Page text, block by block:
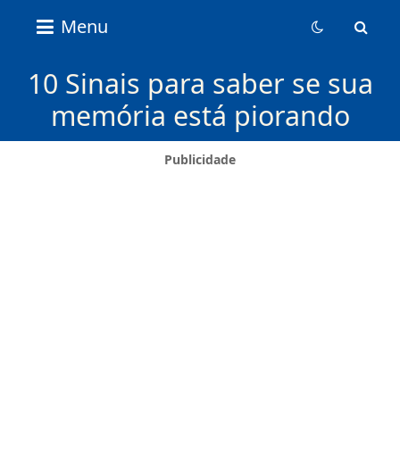
Content Menu
10 Sinais para saber se sua
memória está piorando